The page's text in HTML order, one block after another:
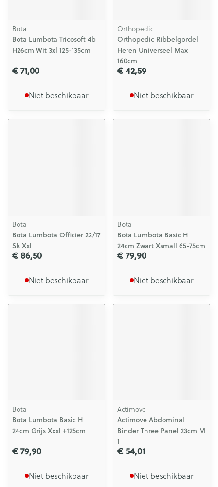
Bota
Bota Lumbota Tricosoft 4b
H26cm Wit 3xl 125-135cm
€ 71,00
Niet beschikbaar
Orthopedic
Orthopedic Ribbelgordel
Heren Universeel Max
160cm
€ 42,59
Niet beschikbaar
Bota
Bota Lumbota Officier 22/17
Sk Xxl
€ 86,50
Niet beschikbaar
Bota
Bota Lumbota Basic H
24cm Zwart Xsmall 65-75cm
€ 79,90
Niet beschikbaar
Bota
Bota Lumbota Basic H
24cm Grijs Xxxl +125cm
€ 79,90
Niet beschikbaar
Actimove
Actimove Abdominal
Binder Three Panel 23cm M
1
€ 54,01
Niet beschikbaar